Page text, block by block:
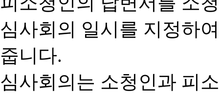
심사회의 일시를 지정하
줍니다.
심사회의는 소청인과 피